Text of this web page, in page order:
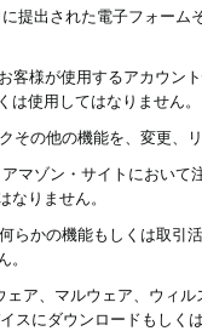
提出された電子フォー
客様が使用するアカウン
使用してはなりません。
その他の機能を、変更、
マゾン・サイトにおい
りません。
らかの機能もしくは取
ア、マルウェア、ウィ
スにダウンロードもし